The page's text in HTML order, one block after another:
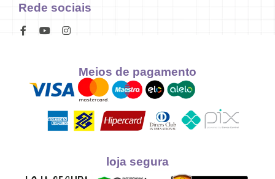
Rede sociais
Meios de pagamento
loja segura